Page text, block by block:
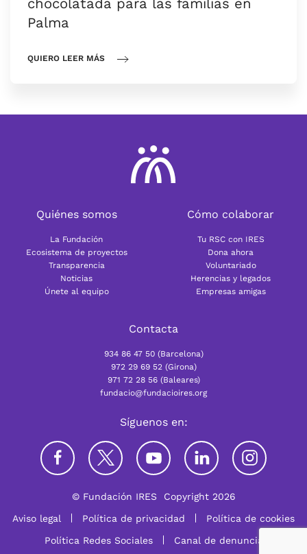
Palma
QUIERO LEER MÁS
Quiénes somos
La Fundación
Ecosistema de proyectos
Transparencia
Noticias
Únete al equipo
Cómo colaborar
Tu RSC con IRES
Dona ahora
Voluntariado
Herencias y legados
Empresas amigas
Contacta
934 86 47 50 (Barcelona)
972 29 69 52 (Girona)
971 72 28 56 (Baleares)
fundacio@fundacioires.org
Síguenos en:
© Fundación IRES
Copyright 2026
Aviso legal
Política de privacidad
Política de cookies
Política Redes Sociales
Canal de denuncia